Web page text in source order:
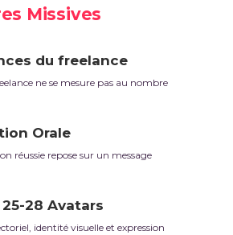
Missives
du freelance
ne se mesure pas au nombre
Orale
réussie repose sur un message
28 Avatars
identité visuelle et expression